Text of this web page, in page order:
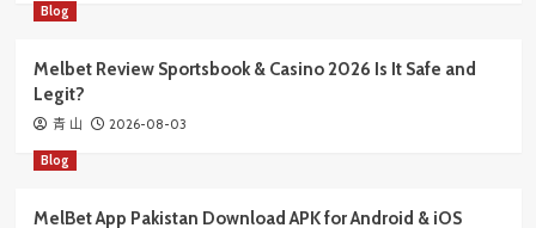
Blog
Melbet Review Sportsbook & Casino 2026 Is It Safe and
Legit?
青 山 2026-08-03
Blog
MelBet App Pakistan Download APK for Android & iOS